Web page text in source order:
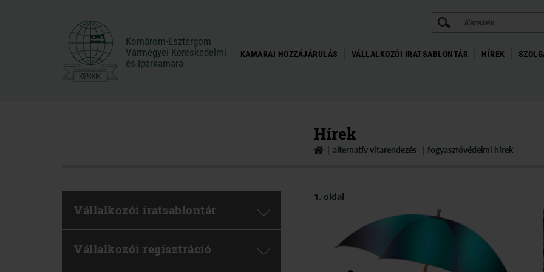
Komárom-Esztergom
Vármegyei Kereskedelmi
és Iparkamara
Komárom-Esztergom
Vármegyei Kereskedelmi
és Iparkamara
KERESÉS
KAMARAI HOZZÁJÁRULÁS VÁLLALKOZÓI IRATSABLONTÁR HÍREK
Hírek
alternatív vitarendezés fogyasztóvédelmi hírek
Vállalkozói iratsablontár
Vállalkozói regisztráció
1. oldal